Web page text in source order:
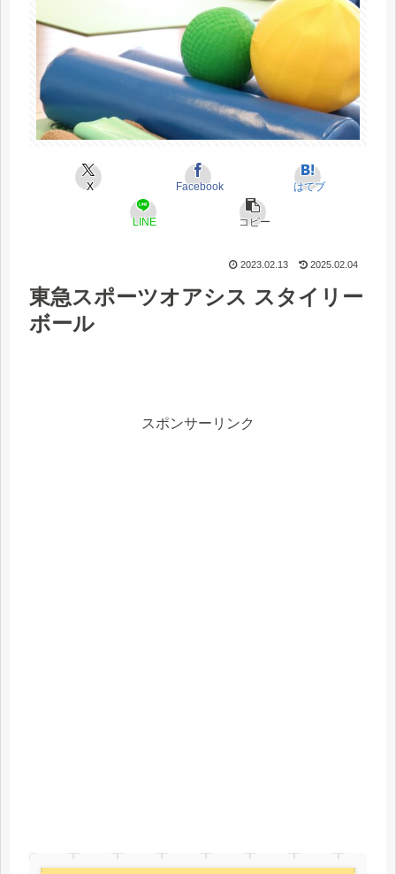
X Facebook はてブ
LINE コピー
2023.02.13 2025.02.04
東急スポーツオアシス スタイリー
ボール
スポンサーリンク